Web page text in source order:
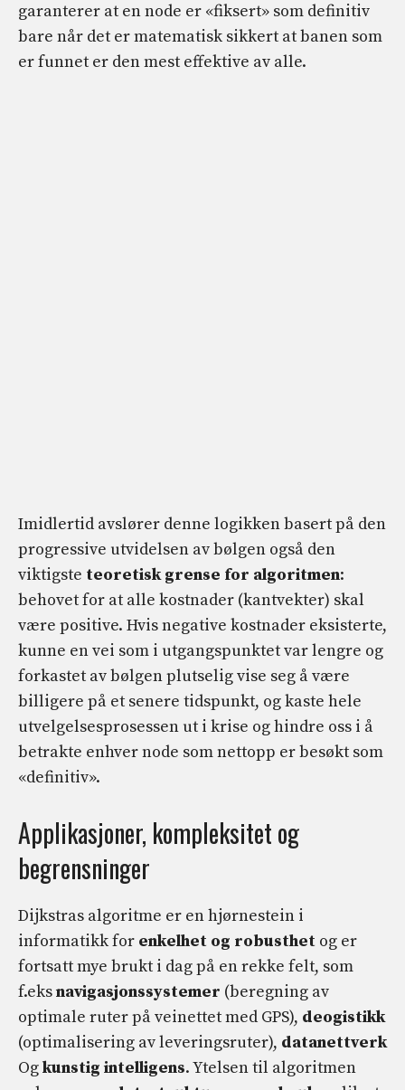
garanterer at en node er «fiksert» som definitiv
bare når det er matematisk sikkert at banen som
er funnet er den mest effektive av alle.
Imidlertid avslører denne logikken basert på den
progressive utvidelsen av bølgen også den
viktigste teoretisk grense for algoritmen:
behovet for at alle kostnader (kantvekter) skal
være positive. Hvis negative kostnader eksisterte,
kunne en vei som i utgangspunktet var lengre og
forkastet av bølgen plutselig vise seg å være
billigere på et senere tidspunkt, og kaste hele
utvelgelsesprosessen ut i krise og hindre oss i å
betrakte enhver node som nettopp er besøkt som
«definitiv».
Applikasjoner, kompleksitet og
begrensninger
Dijkstras algoritme er en hjørnestein i
informatikk for enkelhet og robusthet og er
fortsatt mye brukt i dag på en rekke felt, som
f.eksnavigasjonssystemer (beregning av
optimale ruter på veinettet med GPS), deogistikk
(optimalisering av leveringsruter), datanettverk
Ogkunstig intelligens. Ytelsen til algoritmen